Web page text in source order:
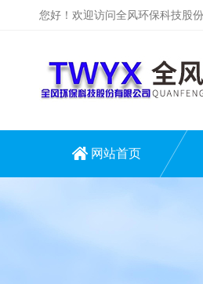
您好！欢迎访问全风环保科技股
网站首页